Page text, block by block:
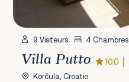
9 Visiteurs 4 Chambres
Villa Putto 10.0
Korčula, Croatie